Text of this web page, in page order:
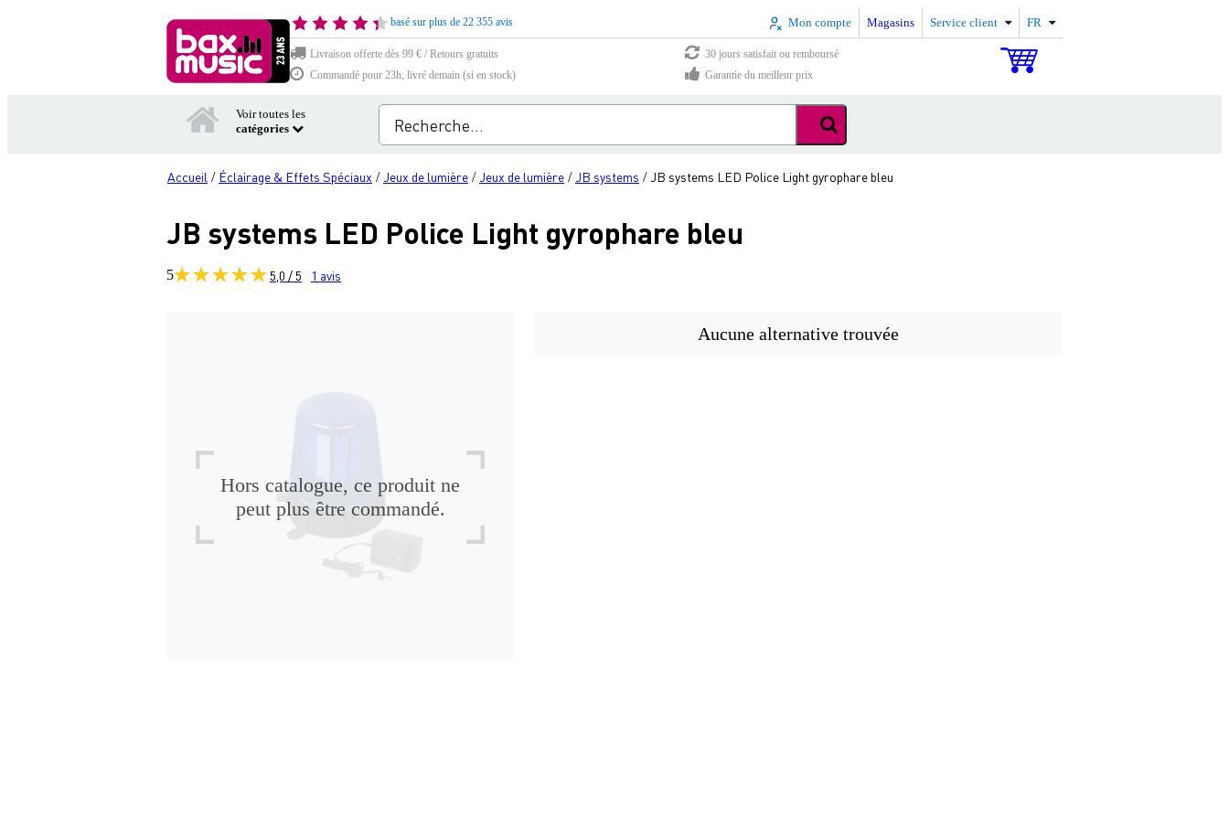
basé sur plus de 22 355 avis Mon compte Magasins Service client FR
Livraison offerte dès 99 € / Retours gratuits
30 jours satisfait ou remboursé
Commandé pour 23h, livré demain (si en stock)
Garantie du meilleur prix
Voir toutes les
catégories
Accueil / Éclairage & Effets Spéciaux / Jeux de lumière / Jeux de lumière / JB systems / JB systems LED Police Light gyrophare bleu
JB systems LED Police Light gyrophare bleu
5 5,0 / 5 1 avis
Hors catalogue, ce produit ne
peut plus être commandé.
Aucune alternative trouvée